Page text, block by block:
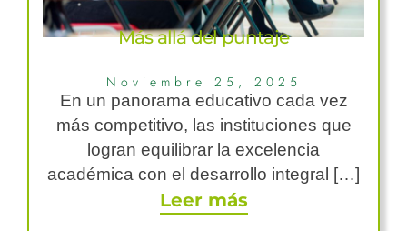
Más allá del puntaje
Noviembre 25, 2025
En un panorama educativo cada vez
más competitivo, las instituciones que
logran equilibrar la excelencia
académica con el desarrollo integral […]
Leer más